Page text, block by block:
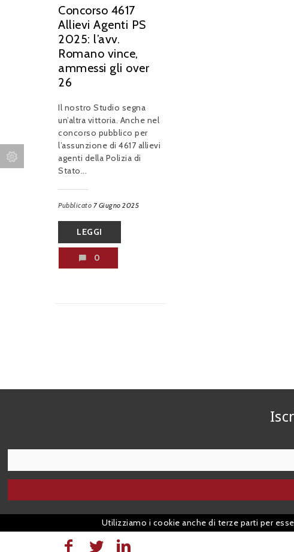
Concorso 4617
Allievi Agenti PS
2025: l’avv.
Romano vince,
ammessi gli over
26
Il nostro Studio segna
un’altra vittoria. Anche nel
concorso pubblico per
l’assunzione di 4617 allievi
agenti della Polizia di
Stato...
Pubblicato 7 Giugno 2025
LEGGI
0
Utilizziamo i cookie anche di terze parti per